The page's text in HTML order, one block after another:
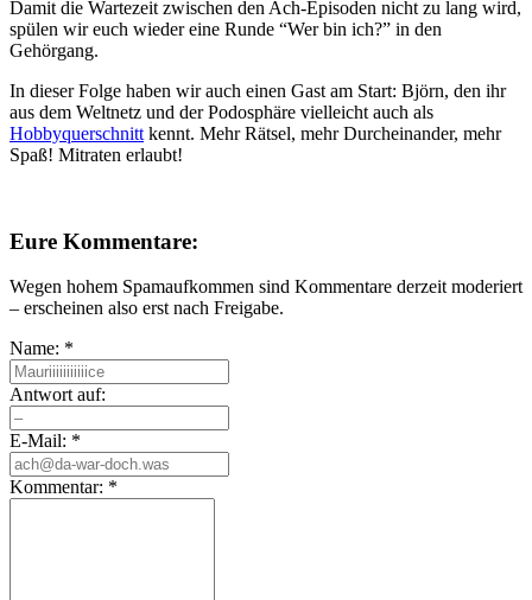
Damit die Wartezeit zwischen den Ach-Episoden nicht zu lang wird,
spülen wir euch wieder eine Runde “Wer bin ich?” in den
Gehörgang.
In dieser Folge haben wir auch einen Gast am Start: Björn, den ihr
aus dem Weltnetz und der Podosphäre vielleicht auch als
Hobbyquerschnitt kennt. Mehr Rätsel, mehr Durcheinander, mehr
Spaß! Mitraten erlaubt!
Eure Kommentare:
Wegen hohem Spamaufkommen sind Kommentare derzeit moderiert
– erscheinen also erst nach Freigabe.
Name: *
Antwort auf:
E-Mail: *
Kommentar: *